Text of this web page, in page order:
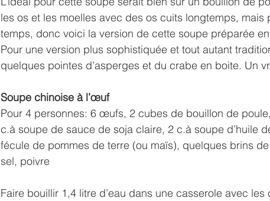
les os et les moelles avec des os cuits longtemps, mais
temps, donc voici la version de cette soupe préparée
Pour une version plus sophistiquée et tout autant
quelques pointes d’asperges et du crabe en boite. Un
Soupe chinoise à l’œuf
Pour 4 personnes: 6 œufs, 2 cubes de bouillon de
c.à soupe de sauce de soja claire, 2 c.à soupe d’huile
fécule de pommes de terre (ou maïs), quelques brins
sel, poivre
Faire bouillir 1,4 litre d’eau dans une casserole avec